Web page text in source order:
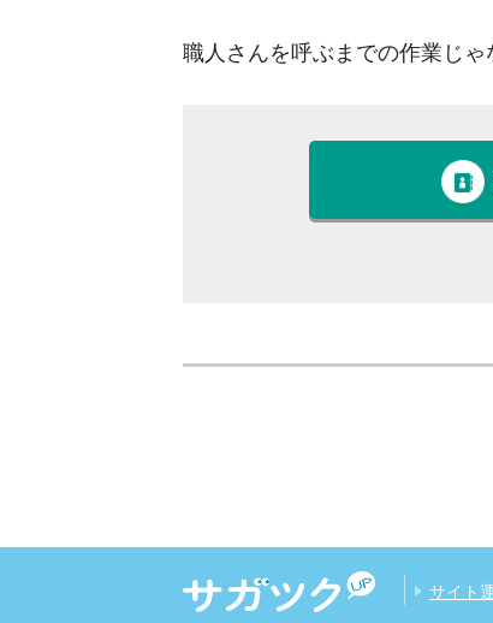
職人さんを呼ぶまでの作業じ
サイト